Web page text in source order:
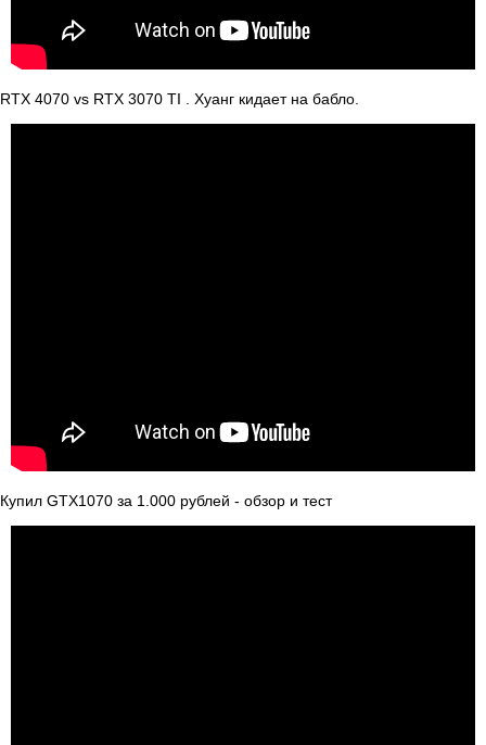
RTX 4070 vs RTX 3070 TI . Хуанг кидает на бабло.
Купил GTX1070 за 1.000 рублей - обзор и тест